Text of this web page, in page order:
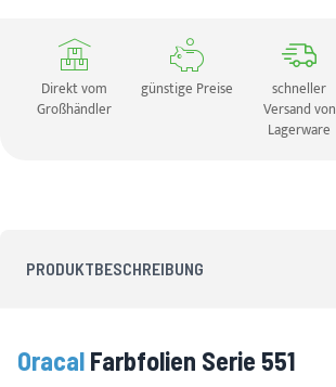
Direkt vom
Großhändler
günstige Preise
schneller
Versand von
Lagerware
PRODUKTBESCHREIBUNG
Oracal Farbfolien Serie 551